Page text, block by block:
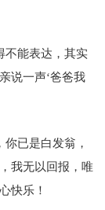
不能表达，其实
说一声‘爸爸我
已是白发翁，
我无以回报，唯
快乐！